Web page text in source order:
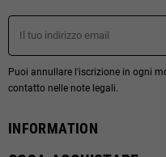
Puoi annullare l'iscrizione in ogni
contatto nelle note legali.
INFORMATION